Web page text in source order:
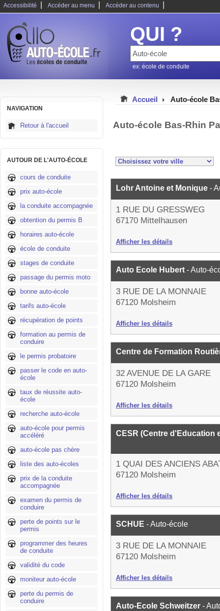
Accessibilité Accéder au menu Accéder au contenu
QUI ?
ex: école de conduite
NAVIGATION
Retour à l'accueil
AUTOUR DE L'AUTO-ÉCOLE
cours de conduite
prix auto-école
la conduite accompagnée
obtention du permis B
horaires auto-école
école de conduite
stages de conduite
passage du permis moto
bonne auto-école
tarifs auto-école
récupération de points
formation au permis de
conduire
le permis probatoire
passer le code en auto-
école
taux de réussite auto-
école
recherche auto-école
auto-école pour permis
accéléré
auto-école pas chère
liste des auto-écoles
prix de la conduite
accompagnée
examen du permis de
conduire
perte de points sur le
permis
programmer des heures
de conduite
validité du code
moniteur auto-école
perte du permis de
conduire
Accueil Auto-école
Auto-école Bas-Rhin
Lohr Antoine et Monique -
1 RUE DU GRESSWEG
67170 Mittelhausen
Afficher les détails
Auto Ecole Hubert - Auto-
3 RUE DE LA MONNAIE
67120 Molsheim
Afficher les détails
Centre de Formation
32 AVENUE DE LA GARE
67120 Molsheim
Afficher les détails
CESR (Centre d'Education
1 QUAI DES ANCIENS
67120 Molsheim
Afficher les détails
SCHUE - Auto-école
3 RUE DE LA MONNAIE
67120 Molsheim
Afficher les détails
Auto-Ecole Schweitzer -